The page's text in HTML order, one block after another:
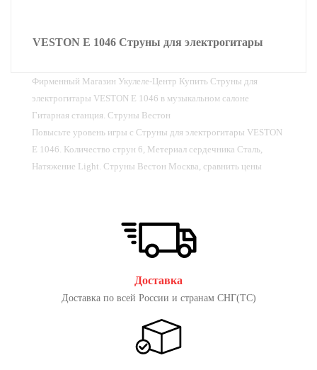
VESTON E 1046 Струны для электрогитары
Фирменный Магазин Укулеле-Центр Купить Струны для
электрогитары VESTON E 1046 в музыкальном салоне
Гитарная станция. Струны Вестон
Повысьте уровень игры с Струны для электрогитары VESTON
E 1046. Количество струн 6, Метериал сердечника Сталь,
Натяжение Light. Струны Вестон Москва, сравнить цены
Доставка
Доставка по всей России и странам СНГ(ТС)